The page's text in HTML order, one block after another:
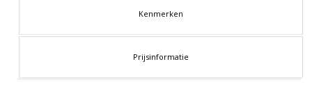
Kenmerken
Prijsinformatie